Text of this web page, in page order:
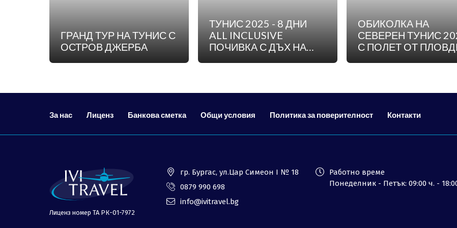
ГРАНД ТУР НА ТУНИС С
ОСТРОВ ДЖЕРБА
ТУНИС 2025 - 8 ДНИ
ALL INCLUSIVE
ПОЧИВКА С ДЪХ НА
ОБИКОЛКА НА
СЕВЕРЕН ТУНИС
С ПОЛЕТ ОТ
За нас Лиценз Банкова сметка Общи условия Политика за поверителност Контакти
Лиценз номер ТА РК-01-7972
гр. Бургас, ул.Цар Симеон I № 18
0879 990 698
info@ivitravel.bg
Работно време
Понеделник - Петък: 09:00 ч. -